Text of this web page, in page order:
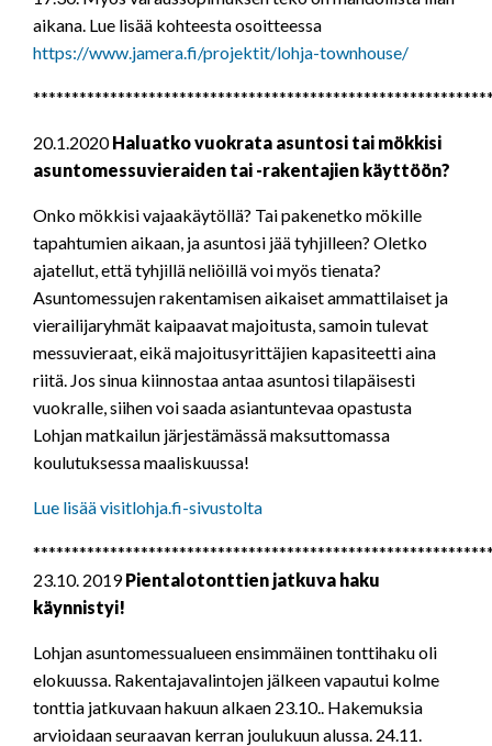
aikana. Lue lisää kohteesta osoitteessa
https://www.jamera.fi/projektit/lohja-townhouse/
20.1.2020Haluatko vuokrata asuntosi tai mökkisi
asuntomessuvieraiden tai -rakentajien käyttöön?
Onko mökkisi vajaakäytöllä? Tai pakenetko mökille
tapahtumien aikaan, ja asuntosi jää tyhjilleen? Oletko
ajatellut, että tyhjillä neliöillä voi myös tienata?
Asuntomessujen rakentamisen aikaiset ammattilaiset ja
vierailijaryhmät kaipaavat majoitusta, samoin tulevat
messuvieraat, eikä majoitusyrittäjien kapasiteetti aina
riitä. Jos sinua kiinnostaa antaa asuntosi tilapäisesti
vuokralle, siihen voi saada asiantuntevaa opastusta
Lohjan matkailun järjestämässä maksuttomassa
koulutuksessa maaliskuussa!
Lue lisää visitlohja.fi-sivustolta
23.10. 2019Pientalotonttien jatkuva haku
käynnistyi!
Lohjan asuntomessualueen ensimmäinen tonttihaku oli
elokuussa. Rakentajavalintojen jälkeen vapautui kolme
tonttia jatkuvaan hakuun alkaen 23.10.. Hakemuksia
arvioidaan seuraavan kerran joulukuun alussa. 24.11.